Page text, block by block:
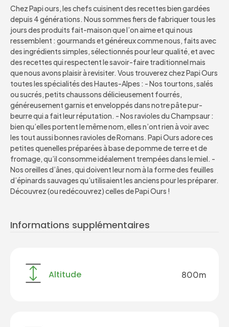
Chez Papi ours, les chefs cuisinent des recettes bien gardées
depuis 4 générations. Nous sommes fiers de fabriquer tous les
jours des produits fait-maison que l’on aime et qui nous
ressemblent : gourmands et généreux comme nous, faits avec
des ingrédients simples, sélectionnés pour leur qualité, et avec
des recettes qui respectent le savoir-faire traditionnel mais
que nous avons plaisir à revisiter. Vous trouverez chez Papi Ours
toutes les spécialités des Hautes-Alpes : - Nos tourtons, salés
ou sucrés, petits chaussons délicieusement fourrés,
généreusement garnis et enveloppés dans notre pâte pur-
beurre qui a fait leur réputation. - Nos ravioles du Champsaur :
bien qu’elles portent le même nom, elles n’ont rien à voir avec
les tout aussi bonnes ravioles de Romans. Papi Ours adore ces
petites quenelles préparées à base de pomme de terre et de
fromage, qu’il consomme idéalement trempées dans le miel. -
Nos oreilles d’ânes, qui doivent leur nom à la forme des feuilles
d’épinards sauvages qu’utilisaient les anciens pour les préparer.
Découvrez (ou redécouvrez) celles de Papi Ours !
Informations supplémentaires
Altitude 800m